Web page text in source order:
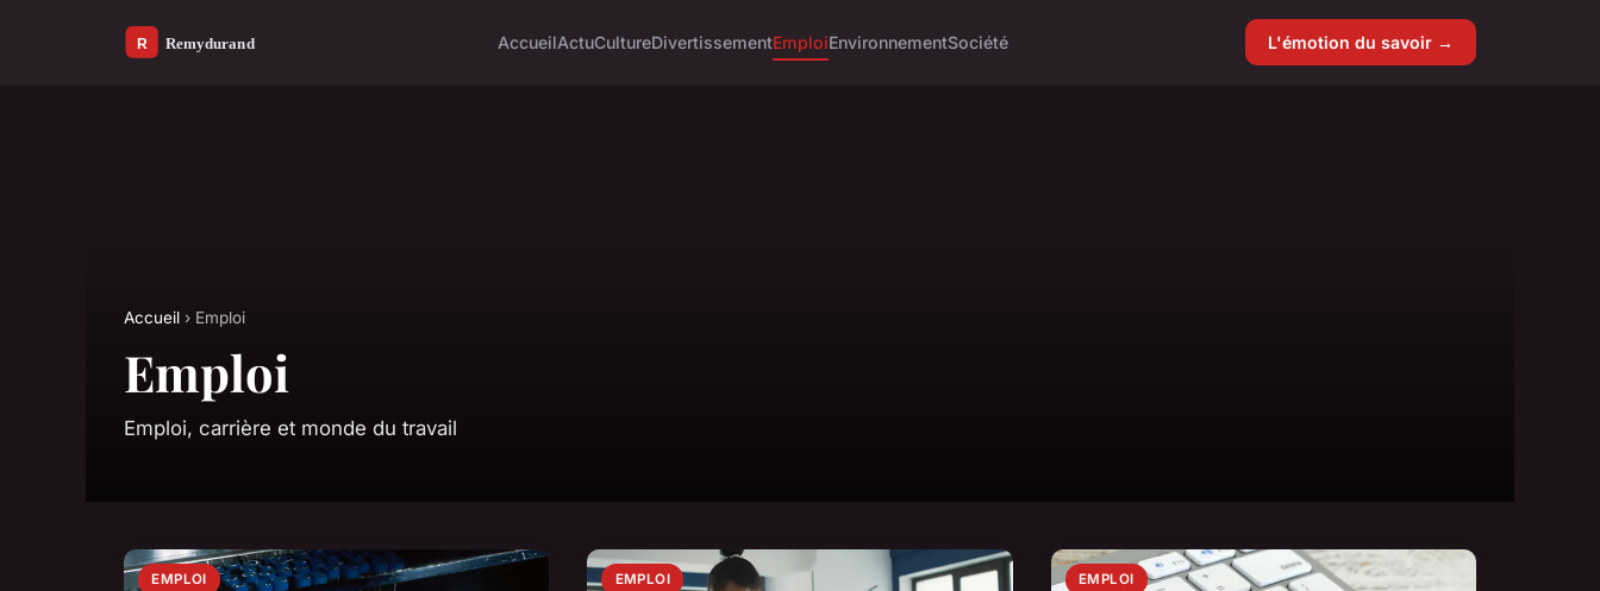
AccueilActuCultureDivertissementEmploiEnvironnementSociété L'émotion du savoir →
Accueil › Emploi
Emploi
Emploi, carrière et monde du travail
EMPLOI EMPLOI EMPLOI